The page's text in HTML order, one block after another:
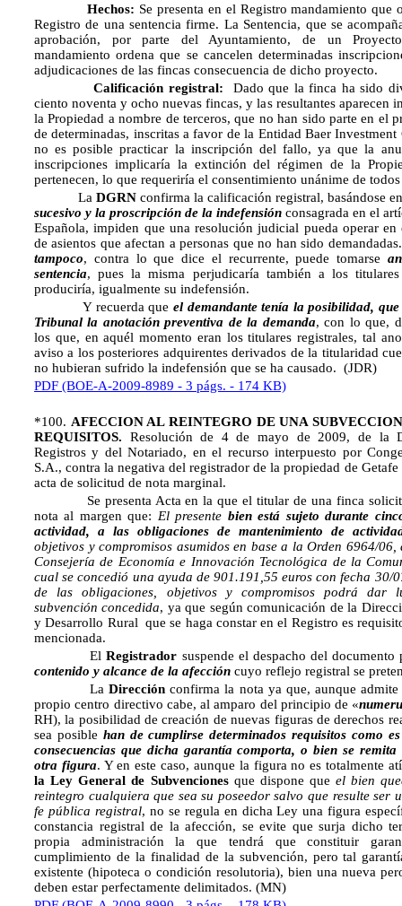
Hechos: Se presenta en el Registro mandamiento
Registro de una sentencia firme. La Sentencia, que se
aprobación, por parte del Ayuntamiento, de un
mandamiento ordena que se cancelen determinadas
adjudicaciones de las fincas consecuencia de dicho proyecto.
Calificación registral: Dado que la finca ha sido
ciento noventa y ocho nuevas fincas, y las resultantes aparecen
la Propiedad a nombre de terceros, que no han sido parte en el
de determinadas, inscritas a favor de la Entidad Baer
no es posible practicar la inscripción del fallo, ya que la
inscripciones implicaría la extinción del régimen de la
pertenecen, lo que requeriría el consentimiento unánime de
La DGRNconfirma la calificación registral, basándose
sucesivo y la proscripción de la indefensión consagrada en el
Española, impiden que una resolución judicial pueda operar
de asientos que afectan a personas que no han sido
tampoco, contra lo que dice el recurrente, puede tomarse
sentencia, pues la misma perjudicaría también a los
produciría, igualmente su indefensión.
Y recuerda que  el demandante tenía la posibilidad,
Tribunal la anotación preventiva de la demanda, con lo que,
los que, en aquél momento eran los titulares registrales, tal
aviso a los posteriores adquirentes derivados de la titularidad
no hubieran sufrido la indefensión que se ha causado. (JDR)
PDF (BOE-A-2009-8989 - 3 págs. - 174 KB)
*100. AFECCION AL REINTEGRO DE UNA
REQUISITOS. Resolución de 4 de mayo de 2009, de la
Registros y del Notariado, en el recurso interpuesto por
S.A., contra la negativa del registrador de la propiedad de
acta de solicitud de nota marginal.
Se presenta Acta en la que el titular de una finca solicita
nota al margen que: El presente bien está sujeto durante
actividad, a las obligaciones de mantenimiento de
objetivos y compromisos asumidos en base a la Orden 6964/06,
Consejería de Economía e Innovación Tecnológica de la
cual se concedió una ayuda de 901.191,55 euros con fecha 30/
de las obligaciones, objetivos y compromisos podrá
subvención concedida, ya que según comunicación de la
y Desarrollo Rural que se haga constar en el Registro es
mencionada.
ElRegistrador suspende el despacho del
contenido y alcance de la afección cuyo reflejo registral se
LaDirección confirma la nota ya que, aunque
propio centro directivo cabe, al amparo del principio de «
RH), la posibilidad de creación de nuevas figuras de derechos
sea posible han de cumplirse determinados requisitos como
consecuencias que dicha garantía comporta, o bien se
otra figura. Y en este caso, aunque la figura no es totalmente
la Ley General de Subvencionesque dispone queel bien
reintegro cualquiera que sea su poseedor salvo que resulte ser
fe pública registral, no se regula en dicha Ley una figura
constancia registral de la afección, se evite que surja dicho
propia administración la que tendrá que constituir
cumplimiento de la finalidad de la subvención, pero tal
existente (hipoteca o condición resolutoria), bien una nueva
deben estar perfectamente delimitados. (MN)